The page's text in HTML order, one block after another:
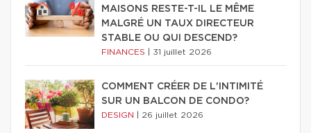
MAISONS RESTE-T-IL LE MÊME
MALGRÉ UN TAUX DIRECTEUR
STABLE OU QUI DESCEND?
FINANCES 31 juillet 2026
COMMENT CRÉER DE L'INTIMITÉ
SUR UN BALCON DE CONDO?
DESIGN 26 juillet 2026